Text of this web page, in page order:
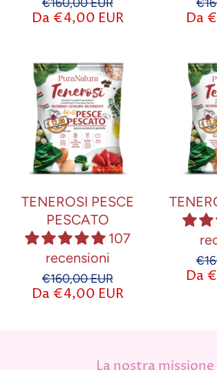
Da €4,00 EUR Da
TENEROSI PESCE
PESCATO
107
recensioni
€160,00 EUR
Da €4,00 EUR
Da
La nostra missione